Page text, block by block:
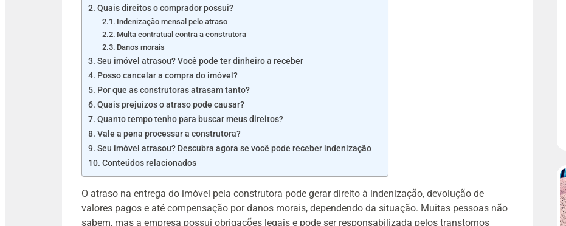
Quais direitos o comprador possui?
Indenização mensal pelo atraso
Multa contratual contra a construtora
Danos morais
Seu imóvel atrasou? Você pode ter dinheiro a receber
Posso cancelar a compra do imóvel?
Por que as construtoras atrasam tanto?
Quais prejuízos o atraso pode causar?
Quanto tempo tenho para buscar meus direitos?
Vale a pena processar a construtora?
Seu imóvel atrasou? Descubra agora se você pode receber indenização
Conteúdos relacionados
O atraso na entrega do imóvel pela construtora pode gerar direito à indenização, devolução de
valores pagos e até compensação por danos morais, dependendo da situação. Muitas pessoas não
sabem, mas a empresa possui obrigações legais e pode ser responsabilizada pelos transtornos